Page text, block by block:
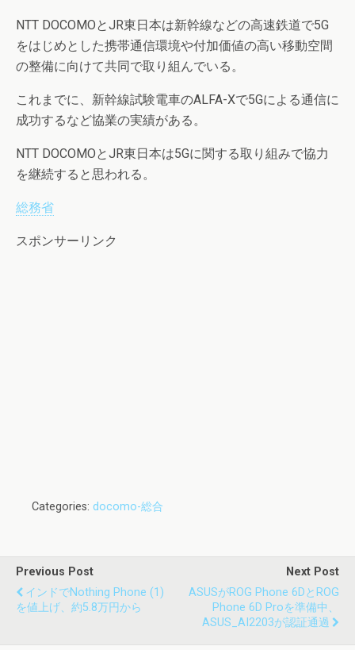
NTT DOCOMOとJR東日本は新幹線などの高速鉄道で5G
をはじめとした携帯通信環境や付加価値の高い移動空間
の整備に向けて共同で取り組んでいる。
これまでに、新幹線試験電車のALFA-Xで5Gによる通信に
成功するなど協業の実績がある。
NTT DOCOMOとJR東日本は5Gに関する取り組みで協力
を継続すると思われる。
総務省
スポンサーリンク
Categories: docomo-総合
Previous Post
インドでNothing Phone (1)
を値上げ、約5.8万円から
Next Post
ASUSがROG Phone 6DとROG
Phone 6D Proを準備中、
ASUS_AI2203が認証通過